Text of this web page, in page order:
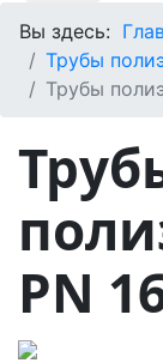
Вы здесь:
Трубы
Трубы
PN